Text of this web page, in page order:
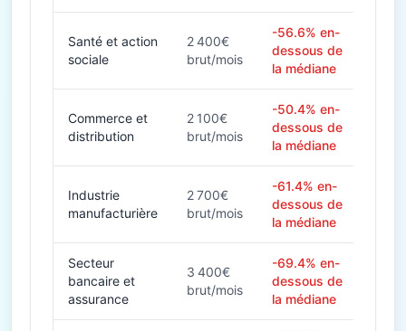
Santé et action
sociale
2 400€
brut/mois
-56.6% en-
dessous de
la médiane
Commerce et
distribution
2 100€
brut/mois
-50.4% en-
dessous de
la médiane
Industrie
manufacturière
2 700€
brut/mois
-61.4% en-
dessous de
la médiane
Secteur
bancaire et
assurance
3 400€
brut/mois
-69.4% en-
dessous de
la médiane